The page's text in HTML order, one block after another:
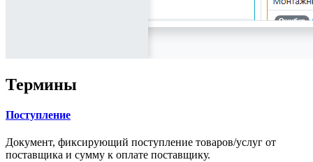
Термины
Поступление
Документ, фиксирующий поступление товаров/услуг от
поставщика и сумму к оплате поставщику.